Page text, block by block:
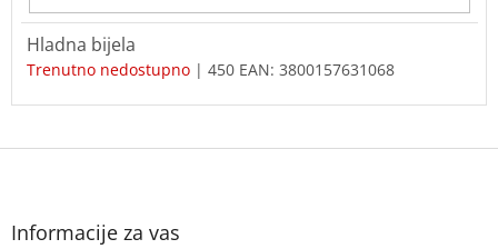
Hladna bijela
Trenutno nedostupno | 450 EAN: 3800157631068
F
Informacije za vas